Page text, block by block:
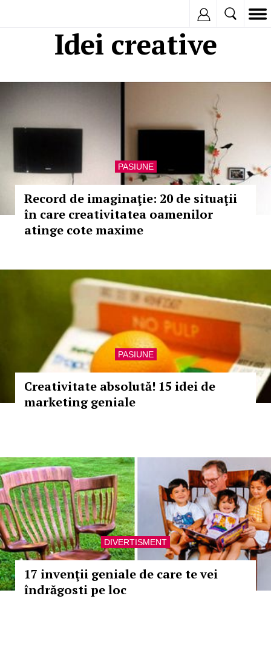
Idei creative
PASIUNE
Record de imaginaţie: 20 de situaţii
în care creativitatea oamenilor
atinge cote maxime
PASIUNE
Creativitate absolută! 15 idei de
marketing geniale
DIVERTISMENT
17 invenţii geniale de care te vei
îndrăgosti pe loc